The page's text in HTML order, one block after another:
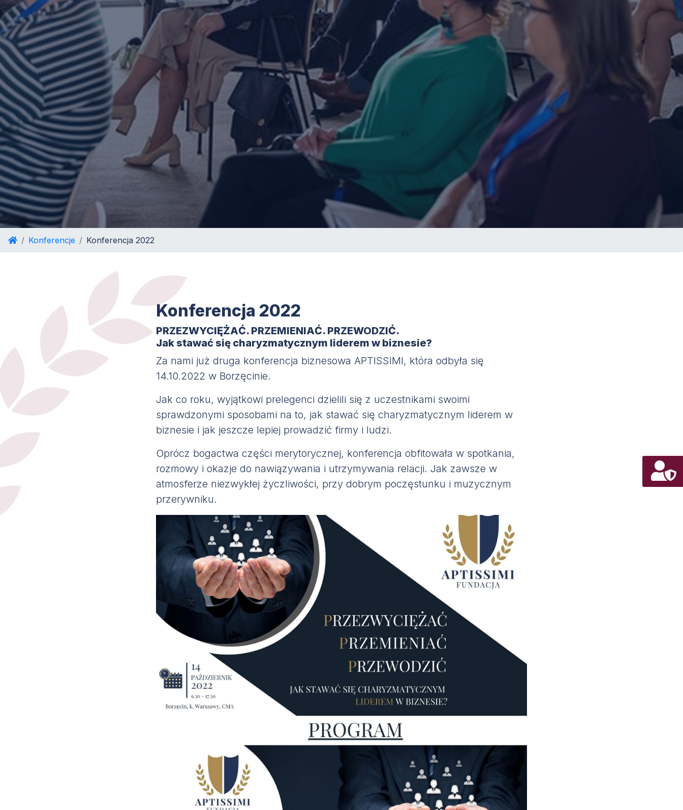
Konferencje Konferencja 2022
Konferencja 2022
PRZEZWYCIĘŻAĆ. PRZEMIENIAĆ. PRZEWODZIĆ.
Jak stawać się charyzmatycznym liderem w biznesie?
Za nami już druga konferencja biznesowa APTISSIMI, która odbyła się
14.10.2022 w Borzęcinie.
Jak co roku, wyjątkowi prelegenci dzielili się z uczestnikami swoimi
sprawdzonymi sposobami na to, jak stawać się charyzmatycznym liderem w
biznesie i jak jeszcze lepiej prowadzić firmy i ludzi.
Oprócz bogactwa części merytorycznej, konferencja obfitowała w spotkania,
rozmowy i okazje do nawiązywania i utrzymywania relacji. Jak zawsze w
atmosferze niezwykłej życzliwości, przy dobrym poczęstunku i muzycznym
przerywniku.